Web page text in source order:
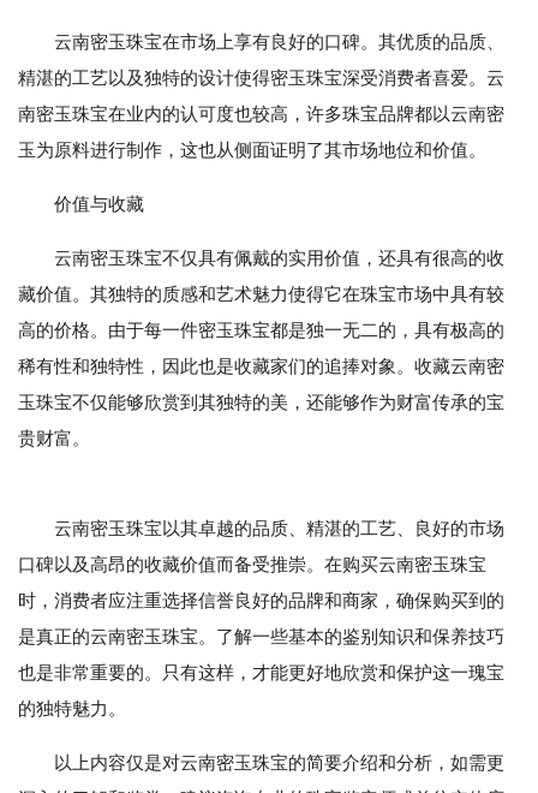
云南密玉珠宝在市场上享有良好的口碑。其优质的品质、
精湛的工艺以及独特的设计使得密玉珠宝深受消费者喜爱。云
南密玉珠宝在业内的认可度也较高，许多珠宝品牌都以云南密
玉为原料进行制作，这也从侧面证明了其市场地位和价值。
价值与收藏
云南密玉珠宝不仅具有佩戴的实用价值，还具有很高的收
藏价值。其独特的质感和艺术魅力使得它在珠宝市场中具有较
高的价格。由于每一件密玉珠宝都是独一无二的，具有极高的
稀有性和独特性，因此也是收藏家们的追捧对象。收藏云南密
玉珠宝不仅能够欣赏到其独特的美，还能够作为财富传承的宝
贵财富。
云南密玉珠宝以其卓越的品质、精湛的工艺、良好的市场
口碑以及高昂的收藏价值而备受推崇。在购买云南密玉珠宝
时，消费者应注重选择信誉良好的品牌和商家，确保购买到的
是真正的云南密玉珠宝。了解一些基本的鉴别知识和保养技巧
也是非常重要的。只有这样，才能更好地欣赏和保护这一瑰宝
的独特魅力。
以上内容仅是对云南密玉珠宝的简要介绍和分析，如需更